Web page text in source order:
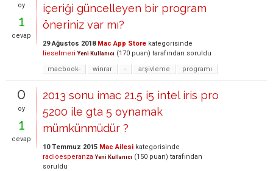
oy
1
cevap
içeriği güncelleyen bir program
öneriniz var mı?
29 Ağustos 2018 Mac App Store kategorisinde
lieselmeri Yeni Kullanıcı (170 puan) tarafından soruldu
macbook-
winrar - arşivleme programı
0
oy
1
cevap
2013 sonu imac 21.5 i5 intel iris pro
5200 ile gta 5 oynamak
mümkünmüdür ?
10 Temmuz 2015 Mac Ailesi kategorisinde
radioesperanza Yeni Kullanıcı (150 puan) tarafından
soruldu